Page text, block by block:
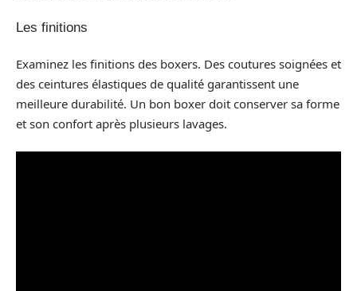
Les finitions
Examinez les finitions des boxers. Des coutures soignées et
des ceintures élastiques de qualité garantissent une
meilleure durabilité. Un bon boxer doit conserver sa forme
et son confort après plusieurs lavages.